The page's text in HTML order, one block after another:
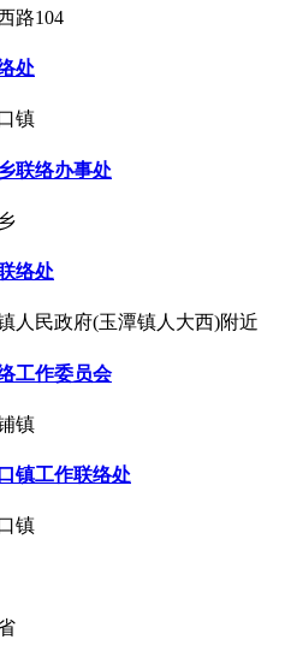
路104
处
镇
联络办事处
络处
人民政府(玉潭镇人大西)附近
工作委员会
镇
镇工作联络处
镇